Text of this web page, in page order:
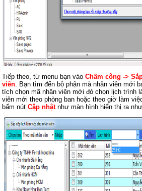
Tiếp theo, từ menu bạn vàoChấm công ->
viên. Bạn tìm đến bộ phận mà nhân viên mới
tích chọn mã nhân viên mới đó chọn lịch trình
viên mới theo phòng ban hoặc theo giờ làm
bấm nútCập nhậtnhư màn hình hiển thị ra